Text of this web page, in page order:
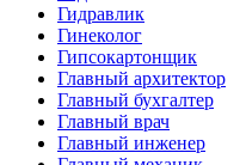
Гидравлик
Гинеколог
Гипсокартонщик
Главный архитектор
Главный бухгалтер
Главный врач
Главный инженер